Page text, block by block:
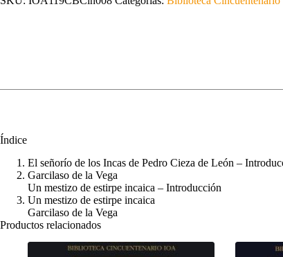
e
Índice
El señorío de los Incas de Pedro Cieza de León –
Garcilaso de la Vega
Un mestizo de estirpe incaica – Introducción
Un mestizo de estirpe incaica
Garcilaso de la Vega
Productos relacionados